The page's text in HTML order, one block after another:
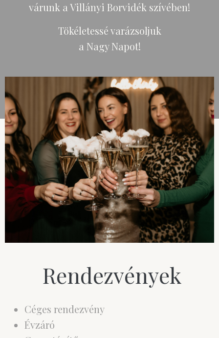
várunk a Villányi Borvidék szívében!
Tökéletessé varázsoljuk
a Nagy Napot!
Rendezvények
Céges rendezvény
Évzáró